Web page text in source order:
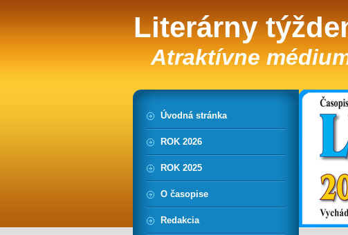
Literárny
Atraktívne
Úvodná stránka
ROK 2026
ROK 2025
O časopise
Redakcia